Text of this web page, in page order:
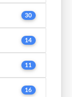
30
14
11
16